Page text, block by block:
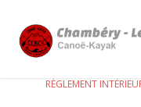
RÈGLEMENT